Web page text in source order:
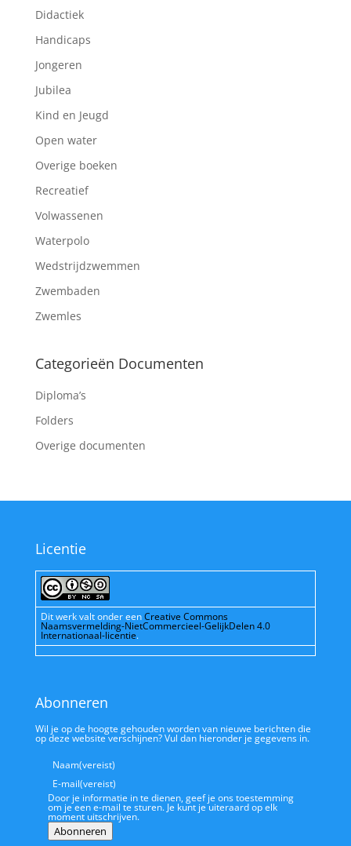
Didactiek
Handicaps
Jongeren
Jubilea
Kind en Jeugd
Open water
Overige boeken
Recreatief
Volwassenen
Waterpolo
Wedstrijdzwemmen
Zwembaden
Zwemles
Categorieën Documenten
Diploma’s
Folders
Overige documenten
Licentie
Dit werk valt onder eenCreative Commons
Naamsvermelding-NietCommercieel-GelijkDelen 4.0
Internationaal-licentie.
Abonneren
Wil je op de hoogte gehouden worden van nieuwe berichten die
op deze website verschijnen? Vul dan hieronder je gegevens in.
Naam(vereist)
E-mail(vereist)
Door je informatie in te dienen, geef je ons toestemming
om je een e-mail te sturen. Je kunt je uiteraard op elk
moment uitschrijven.
Abonneren